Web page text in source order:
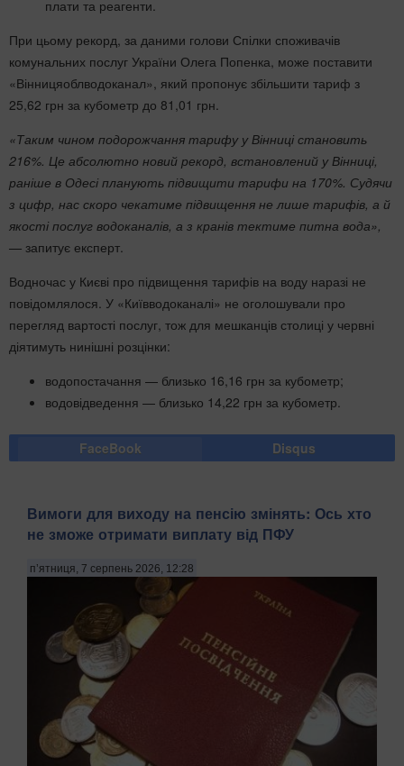
плати та реагенти.
При цьому рекорд, за даними голови Спілки споживачів
комунальних послуг України Олега Попенка, може поставити
«Вінницяоблводоканал», який пропонує збільшити тариф з
25,62 грн за кубометр до 81,01 грн.
«Таким чином подорожчання тарифу у Вінниці становить
216%. Це абсолютно новий рекорд, встановлений у Вінниці,
раніше в Одесі планують підвищити тарифи на 170%. Судячи
з цифр, нас скоро чекатиме підвищення не лише тарифів, а й
якості послуг водоканалів, а з кранів тектиме питна вода»,
— запитує експерт.
Водночас у Києві про підвищення тарифів на воду наразі не
повідомлялося. У «Київводоканалі» не оголошували про
перегляд вартості послуг, тож для мешканців столиці у червні
діятимуть нинішні розцінки:
водопостачання — близько 16,16 грн за кубометр;
водовідведення — близько 14,22 грн за кубометр.
FaceBook Disqus
Вимоги для виходу на пенсію змінять: Ось хто
не зможе отримати виплату від ПФУ
п’ятниця, 7 серпень 2026, 12:28